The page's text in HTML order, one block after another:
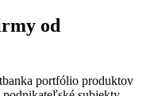
od
portfólio produktov